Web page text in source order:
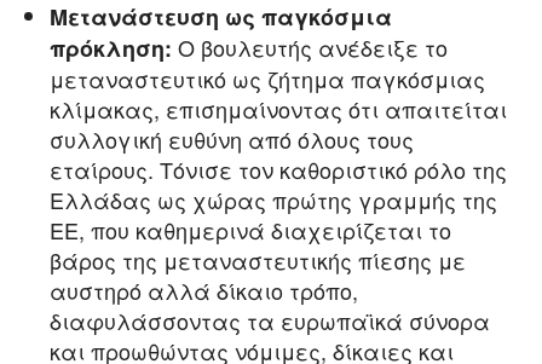
Μετανάστευση ως παγκόσμια
πρόκληση: Ο βουλευτής ανέδειξε το
μεταναστευτικό ως ζήτημα παγκόσμιας
κλίμακας, επισημαίνοντας ότι απαιτείται
συλλογική ευθύνη από όλους τους
εταίρους. Τόνισε τον καθοριστικό ρόλο της
Ελλάδας ως χώρας πρώτης γραμμής της
ΕΕ, που καθημερινά διαχειρίζεται το
βάρος της μεταναστευτικής πίεσης με
αυστηρό αλλά δίκαιο τρόπο,
διαφυλάσσοντας τα ευρωπαϊκά σύνορα
και προωθώντας νόμιμες, δίκαιες και